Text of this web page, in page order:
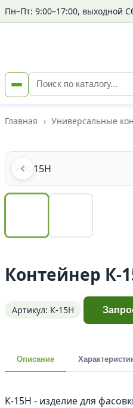
Пн–Пт: 9:00–17:00, выходной
Главная › Универсальные
Контейнер К-
Артикул: К-15Н
Описание
К-15Н - изделие для